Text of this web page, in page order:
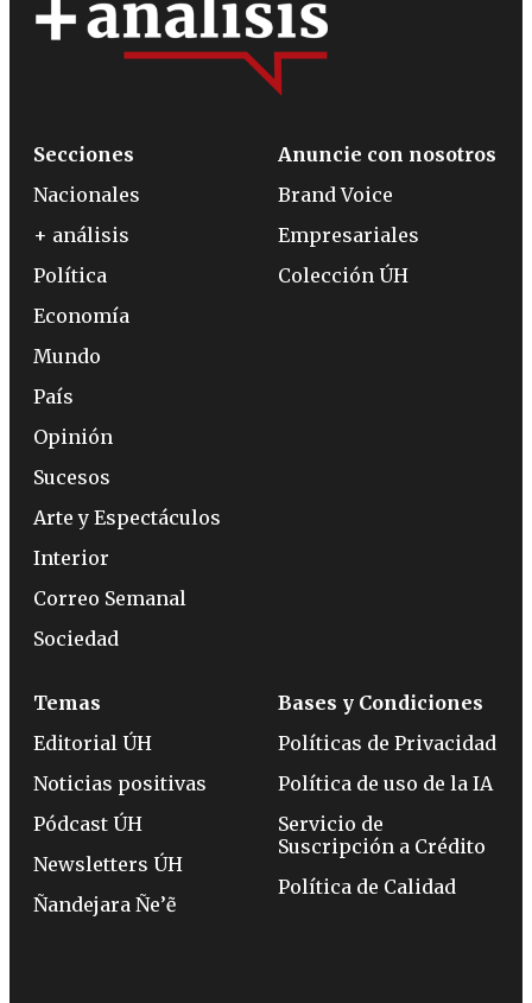
Secciones
Nacionales
+ análisis
Política
Economía
Mundo
País
Opinión
Sucesos
Arte y Espectáculos
Interior
Correo Semanal
Sociedad
Anuncie con nosotros
Brand Voice
Empresariales
Colección ÚH
Temas
Editorial ÚH
Noticias positivas
Pódcast ÚH
Newsletters ÚH
Ñandejara Ñe’ẽ
Bases y Condiciones
Políticas de Privacidad
Política de uso de la IA
Servicio de
Suscripción a Crédito
Política de Calidad